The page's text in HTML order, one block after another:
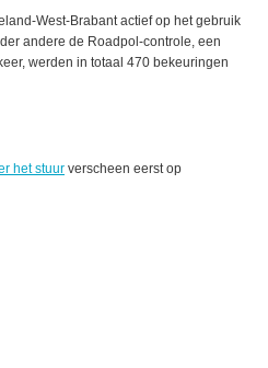
West-Brabant actief op het gebruik
andere de Roadpol-controle, een
werden in totaal 470 bekeuringen
het stuur verscheen eerst op